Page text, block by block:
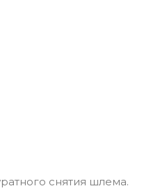
снятия шлема.